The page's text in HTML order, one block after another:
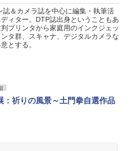
誌＆カメラ誌を中心に編集・執筆活
ィター。DTP誌出身ということもあ
プリンタから家庭用のインクジェッ
タ群、スキャナ、デジタルカメラな
とする。
：祈りの風景～土門拳自選作品